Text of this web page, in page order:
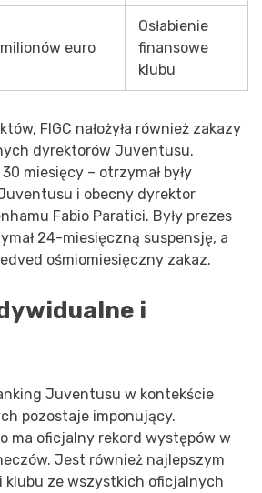
euro
Osłabienie
finansowe
klubu
FIGC nałożyła również zakazy
dyrektorów Juventusu.
miesięcy – otrzymał były
i obecny dyrektor
Fabio Paratici. Były prezes
24-miesięczną suspensję, a
ośmiomiesięczny zakaz.
i
Juventusu w kontekście
pozostaje imponujący.
ma oficjalny rekord występów w
Jest również najlepszym
klubu ze wszystkich oficjalnych